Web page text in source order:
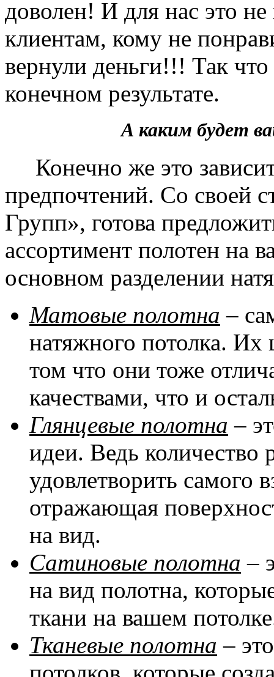
доволен! И для нас это
клиентам, кому не
вернули деньги!!! Так
конечном результате.
А каким будет
Конечно же это
предпочтений. Со своей
Групп», готова
ассортимент полотен на
основном разделении
Матовые полотна –
натяжного потолка. Их
том что они тоже
качествами, что и
Глянцевые полотна –
идеи. Ведь количество
удовлетворить самого
отражающая
на вид.
Сатиновые полотна –
на вид полотна,
ткани на вашем
Тканевые полотна –